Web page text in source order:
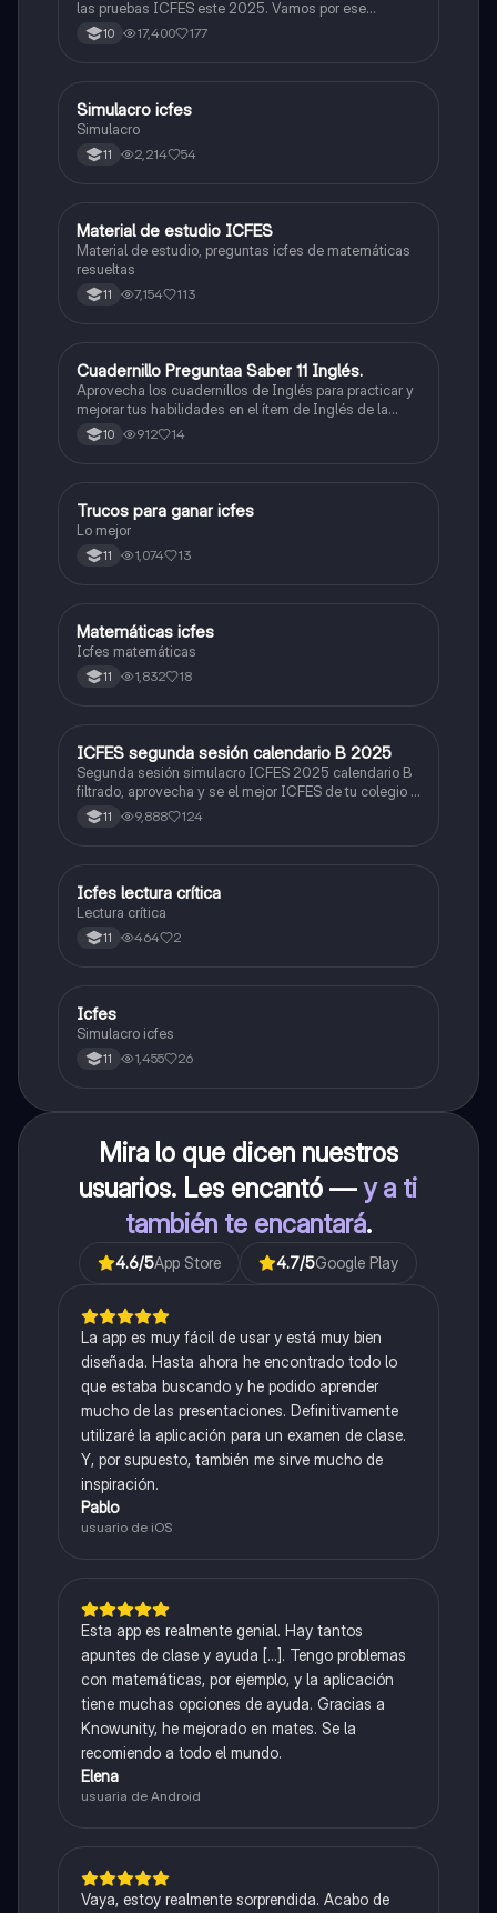
las pruebas ICFES este 2025. Vamos por ese
500/500. Y poder ser admitido en la universidad que
quieras, estudiar la carrera que quieres y no la que te
10 17,400 177
ICFES: Lectura Crítica
Simulacro icfes
Simulacro
11 2,214 54
ICFES: Matemáticas
Material de estudio ICFES
Material de estudio, preguntas icfes de matemáticas
resueltas
11 7,154 113
ICFES: Inglés
Cuadernillo Preguntaa Saber 11 Inglés.
Aprovecha los cuadernillos de Inglés para practicar y
mejorar tus habilidades en el ítem de Inglés de la
Prueba Saber 11. 🫡
10 912 14
Química
Trucos para ganar icfes
Lo mejor
11 1,074 13
ICFES: Matemáticas
Matemáticas icfes
Icfes matemáticas
11 1,832 18
ICFES: Lectura Crítica
ICFES segunda sesión calendario B 2025
Segunda sesión simulacro ICFES 2025 calendario B
filtrado, aprovecha y se el mejor ICFES de tu colegio y
poder ingresar a universidad, y estudiar aquella
carrera con la que tanto sueñas.
11 9,888 124
Lengua Castellana
Icfes lectura crítica
Lectura crítica
11 464 2
ICFES: Sociales y Ciudadanas
Icfes
Simulacro icfes
11 1,455 26
Mira lo que dicen nuestros
usuarios. Les encantó —y a ti
también te encantará.
4.6/5App Store 4.7/5Google Play
La app es muy fácil de usar y está muy bien
diseñada. Hasta ahora he encontrado todo lo
que estaba buscando y he podido aprender
mucho de las presentaciones. Definitivamente
utilizaré la aplicación para un examen de clase.
Y, por supuesto, también me sirve mucho de
inspiración.
Pablo
usuario de iOS
Esta app es realmente genial. Hay tantos
apuntes de clase y ayuda [...]. Tengo problemas
con matemáticas, por ejemplo, y la aplicación
tiene muchas opciones de ayuda. Gracias a
Knowunity, he mejorado en mates. Se la
recomiendo a todo el mundo.
Elena
usuaria de Android
Vaya, estoy realmente sorprendida. Acabo de